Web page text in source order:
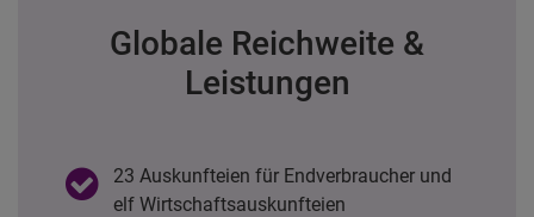
Globale Reichweite &
Leistungen
23 Auskunfteien für Endverbraucher und
elf Wirtschaftsauskunfteien